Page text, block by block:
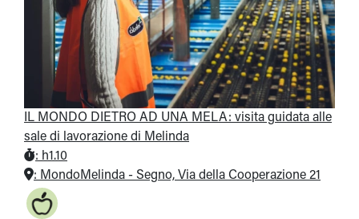
IL MONDO DIETRO AD UNA MELA: visita guidata alle
sale di lavorazione di Melinda
: h1.10
: MondoMelinda - Segno, Via della Cooperazione 21